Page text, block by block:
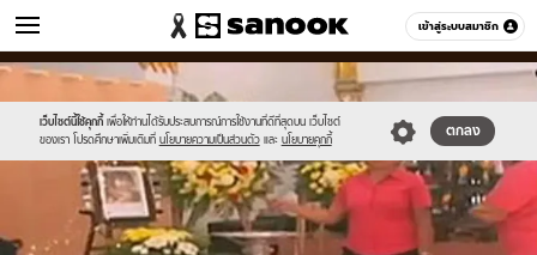
เข้าสู่ระบบสมาชิก
ข่าว หมวดอื่นๆ
เว็บไซต์นี้ใช้คุกกี้ เพื่อให้ท่านได้รับประสบการณ์การใช้งานที่ดีที่สุดบน เว็บไซต์
ของเรา โปรดศึกษาเพิ่มเติมที่ นโยบายความเป็นส่วนตัว และ นโยบายคุกกี้
ตกลง
Sanook
//s.isanook.com/sr/0/images/logo-
new-
sanook.png
600
60
//s.isanook.com/ns/0/ud/270/1354832/4.jpg